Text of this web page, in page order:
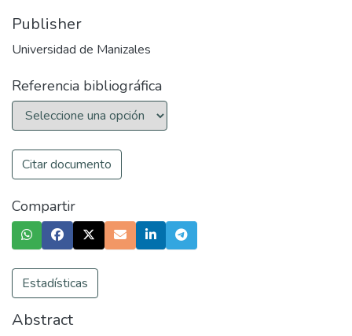
Publisher
Universidad de Manizales
Referencia bibliográfica
Citar documento
Compartir
Estadísticas
Abstract